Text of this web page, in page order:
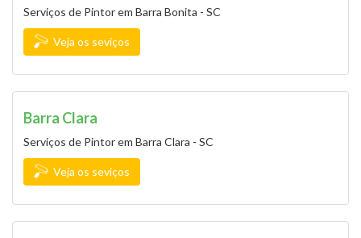
Serviços de Pintor em Barra Bonita - SC
Veja os seviços
Barra Clara
Serviços de Pintor em Barra Clara - SC
Veja os seviços